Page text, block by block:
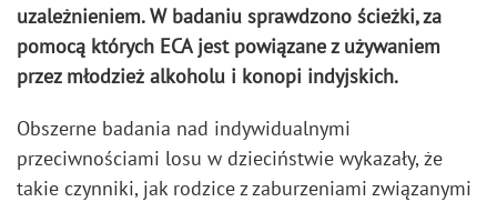
uzależnieniem. W badaniu sprawdzono ścieżki, za
pomocą których ECA jest powiązane z używaniem
przez młodzież alkoholu i konopi indyjskich.
Obszerne badania nad indywidualnymi
przeciwnościami losu w dzieciństwie wykazały, że
takie czynniki, jak rodzice z zaburzeniami związanymi